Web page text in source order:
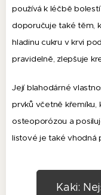
používá k léčbě
doporučuje také těm,
hladinu cukru v krvi
pravidelně, zlepšuje
Její blahodárné
prvků včetně křemíku,
osteoporózou a
listové je také vhodná
Kaki: